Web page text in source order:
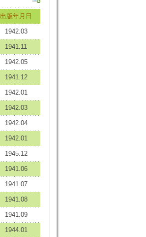
出版年月日
1942.03
1941.11
1942.05
1941.12
1942.01
1942.03
1942.04
1942.01
1945.12
1941.06
1941.07
1941.08
1941.09
1944.01